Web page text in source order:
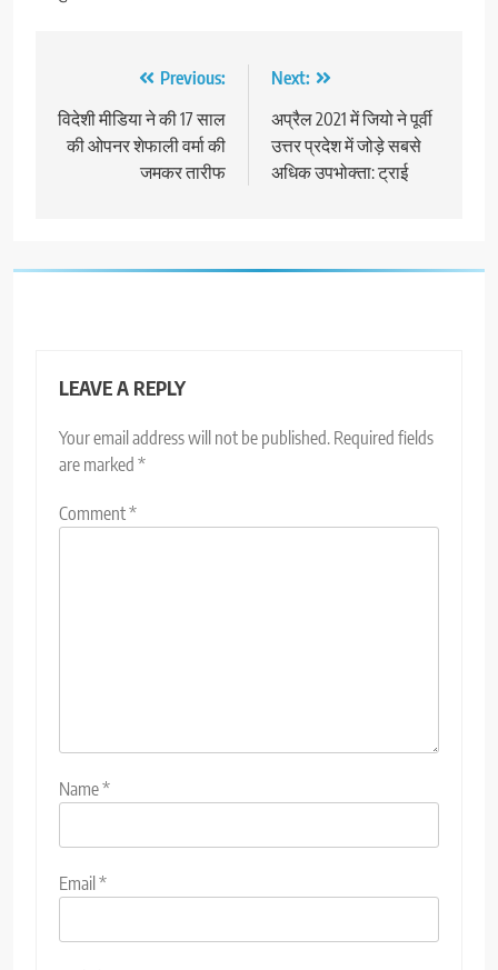
navigation
Previous:
विदेशी मीडिया ने की 17 साल
की ओपनर शेफाली वर्मा की
जमकर तारीफ
Next:
अप्रैल 2021 में जियो ने पूर्वी
उत्तर प्रदेश में जोड़े सबसे
अधिक उपभोक्ता: ट्राई
LEAVE A REPLY
Your email address will not be published. Required fields
are marked *
Comment*
Name*
Email*